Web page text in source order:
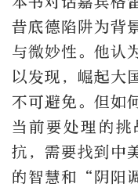
昔底德陷阱为背
与微妙性。他认
以发现，崛起大
不可避免。但如
当前要处理的
抗，需要找到中
的智慧和“阴